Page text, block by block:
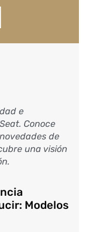
e
Conoce
de
una visión
Modelos